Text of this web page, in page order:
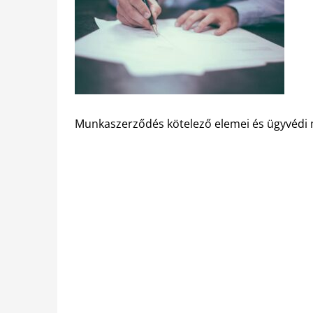
Munkaszerződés kötelező elemei és ügyvédi